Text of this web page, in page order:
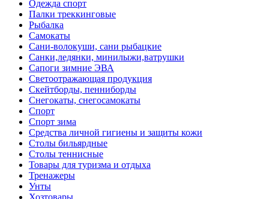
Одежда спорт
Палки треккинговые
Рыбалка
Самокаты
Сани-волокуши, сани рыбацкие
Санки,ледянки, минилыжи,ватрушки
Сапоги зимние ЭВА
Светоотражающая продукция
Скейтборды, пенниборды
Снегокаты, снегосамокаты
Спорт
Спорт зима
Средства личной гигиены и защиты кожи
Столы бильярдные
Столы теннисные
Товары для туризма и отдыха
Тренажеры
Унты
Хозтовары